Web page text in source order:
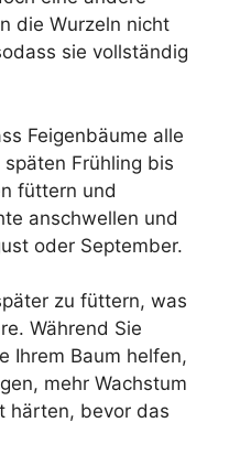
die Wurzeln nicht
sie vollständig
Feigenbäume alle
Frühling bis
füttern und
anschwellen und
oder September.
zu füttern, was
Während Sie
Ihrem Baum helfen,
mehr Wachstum
härten, bevor das